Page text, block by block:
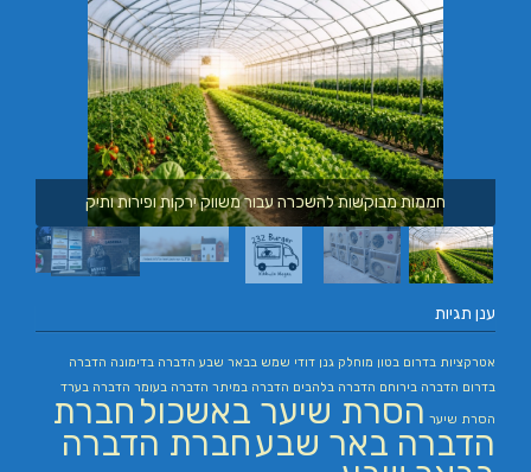
חממות מבוקשות להשכרה עבור משווק ירקות ופירות ותיק
ענן תגיות
אטרקציות בדרום בטון מוחלק גנן דודי שמש בבאר שבע הדברה בדימונה הדברה
בדרום הדברה בירוחם הדברה בלהבים הדברה במיתר הדברה בעומר הדברה בערד
הסרת שיער הסרת שיער באשכול חברת
הדברה באר שבעחברת הדברה